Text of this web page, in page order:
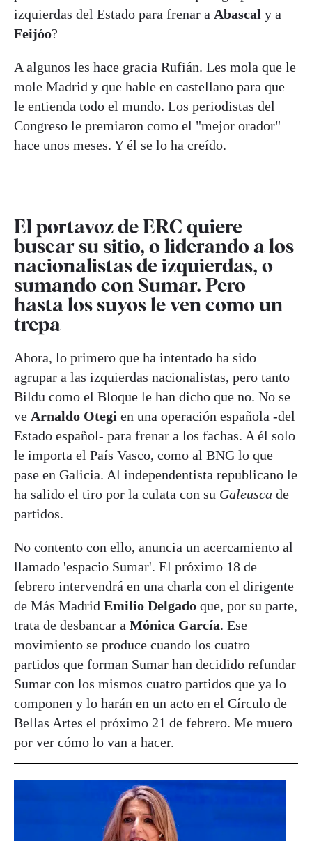
izquierdas del Estado para frenar a Abascal y a
Feijóo?
A algunos les hace gracia Rufián. Les mola que le
mole Madrid y que hable en castellano para que
le entienda todo el mundo. Los periodistas del
Congreso le premiaron como el "mejor orador"
hace unos meses. Y él se lo ha creído.
El portavoz de ERC quiere
buscar su sitio, o liderando a los
nacionalistas de izquierdas, o
sumando con Sumar. Pero
hasta los suyos le ven como un
trepa
Ahora, lo primero que ha intentado ha sido
agrupar a las izquierdas nacionalistas, pero tanto
Bildu como el Bloque le han dicho que no. No se
ve Arnaldo Otegi en una operación española -del
Estado español- para frenar a los fachas. A él solo
le importa el País Vasco, como al BNG lo que
pase en Galicia. Al independentista republicano le
ha salido el tiro por la culata con su Galeusca de
partidos.
No contento con ello, anuncia un acercamiento al
llamado 'espacio Sumar'. El próximo 18 de
febrero intervendrá en una charla con el dirigente
de Más Madrid Emilio Delgado que, por su parte,
trata de desbancar a Mónica García. Ese
movimiento se produce cuando los cuatro
partidos que forman Sumar han decidido refundar
Sumar con los mismos cuatro partidos que ya lo
componen y lo harán en un acto en el Círculo de
Bellas Artes el próximo 21 de febrero. Me muero
por ver cómo lo van a hacer.